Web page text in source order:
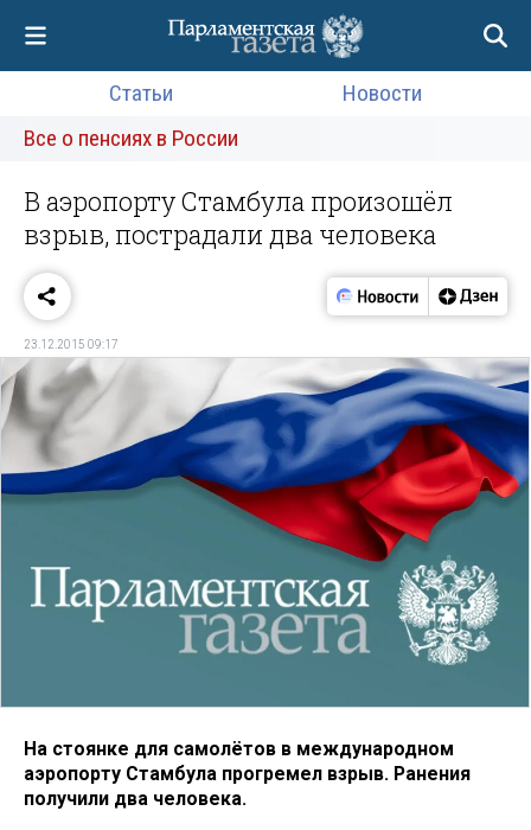
Статьи
Новости
Все о пенсиях в России
В аэропорту Стамбула произошёл
взрыв, пострадали два человека
23.12.2015 09:17
На стоянке для самолётов в международном
аэропорту Стамбула прогремел взрыв. Ранения
получили два человека.